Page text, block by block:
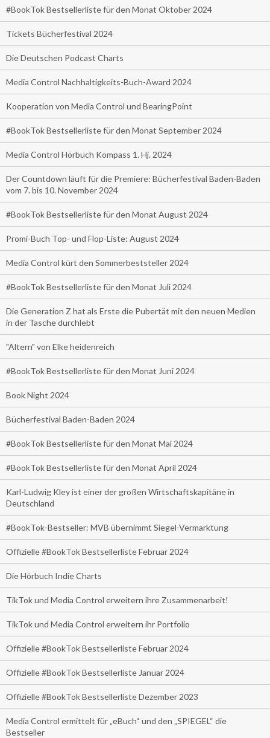
#BookTok Bestsellerliste für den Monat Oktober 2024
Tickets Bücherfestival 2024
Die Deutschen Podcast Charts
Media Control Nachhaltigkeits-Buch-Award 2024
Kooperation von Media Control und BearingPoint
#BookTok Bestsellerliste für den Monat September 2024
Media Control Hörbuch Kompass 1. Hj. 2024
Der Countdown läuft für die Premiere: Bücherfestival Baden-Baden
vom 7. bis 10. November 2024
#BookTok Bestsellerliste für den Monat August 2024
Promi-Buch Top- und Flop-Liste: August 2024
Media Control kürt den Sommerbeststeller 2024
#BookTok Bestsellerliste für den Monat Juli 2024
Die Generation Z hat als Erste die Pubertät mit den neuen Medien
in der Tasche durchlebt
"Altern" von Elke heidenreich
#BookTok Bestsellerliste für den Monat Juni 2024
Book Night 2024
Bücherfestival Baden-Baden 2024
#BookTok Bestsellerliste für den Monat Mai 2024
#BookTok Bestsellerliste für den Monat April 2024
Karl-Ludwig Kley ist einer der großen Wirtschaftskapitäne in
Deutschland
#BookTok-Bestseller: MVB übernimmt Siegel-Vermarktung
Offizielle #BookTok Bestsellerliste Februar 2024
Die Hörbuch Indie Charts
TikTok und Media Control erweitern ihre Zusammenarbeit!
TikTok und Media Control erweitern ihr Portfolio
Offizielle #BookTok Bestsellerliste Februar 2024
Offizielle #BookTok Bestsellerliste Januar 2024
Offizielle #BookTok Bestsellerliste Dezember 2023
Media Control ermittelt für „eBuch“ und den „SPIEGEL“ die
Bestseller